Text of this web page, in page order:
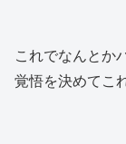
これでなんとか
覚悟を決めてこ